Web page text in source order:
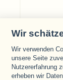
Wir
Wir verwenden
unsere Seite
Nutzererfahrung
erheben wir